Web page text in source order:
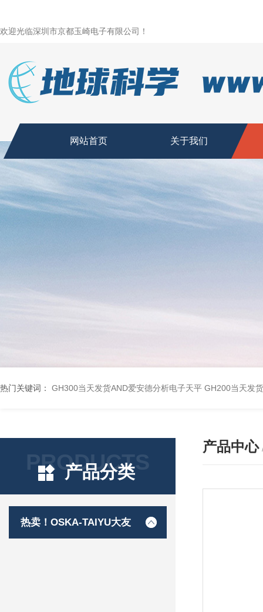
欢迎光临深圳市京都玉崎电子有限公司！
网站首页 关于我们
热门关键词： GH300当天发货AND爱安德分析电子天平 GH200当天发
PRODUCTS
产品分类
热卖！OSKA-TAIYU大友
产品中心